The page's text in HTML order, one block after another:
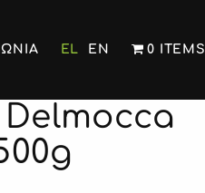
EL EN 0 ITEMS